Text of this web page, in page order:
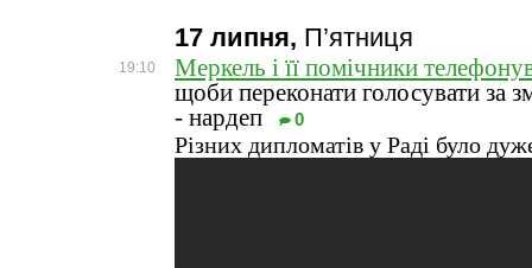
17 липня, П’ятниця
19:10
Меркель і її помічники
щоби переконати голосувати за
- нардеп
0
Різних дипломатів у Раді було